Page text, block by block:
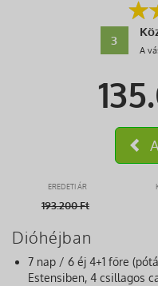
3
A
EREDETI ÁR
193.200Ft
Dióhéjban
7 nap / 6 éj 4+1 főre
Estensiben, 4 csillagos